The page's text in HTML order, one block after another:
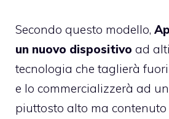
Secondo questo modello,
un nuovo dispositivo ad
tecnologia che taglierà
e lo commercializzerà ad
piuttosto alto ma